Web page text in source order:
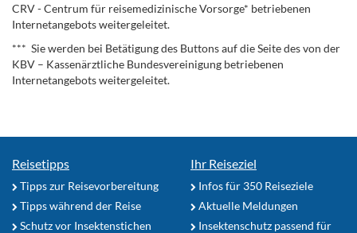
CRV - Centrum für reisemedizinische Vorsorge* betriebenen
Internetangebots weitergeleitet.
*** Sie werden bei Betätigung des Buttons auf die Seite des von der
KBV – Kassenärztliche Bundesvereinigung betriebenen
Internetangebots weitergeleitet.
Reisetipps
Tipps zur Reisevorbereitung
Tipps während der Reise
Schutz vor Insektenstichen
Ihr Reiseziel
Infos für 350 Reiseziele
Aktuelle Meldungen
Insektenschutz passend für